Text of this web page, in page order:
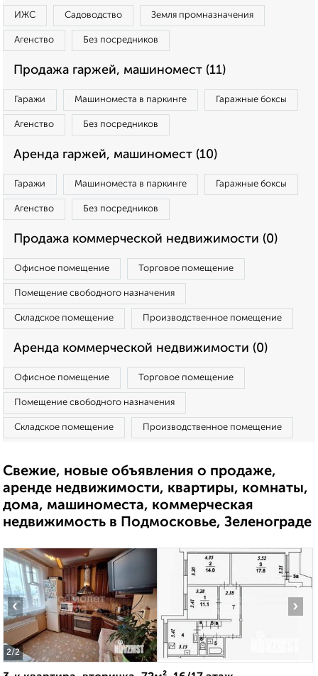
ИЖС Садоводство Земля промназначения
Агенство Без посредников
Продажа гаржей, машиномест (11)
Гаражи Машиноместа в паркинге Гаражные боксы
Агенство Без посредников
Аренда гаржей, машиномест (10)
Гаражи Машиноместа в паркинге Гаражные боксы
Агенство Без посредников
Продажа коммерческой недвижимости (0)
Офисное помещение Торговое помещение
Помещение свободного назначения
Складское помещение Производственное помещение
Аренда коммерческой недвижимости (0)
Офисное помещение Торговое помещение
Помещение свободного назначения
Складское помещение Производственное помещение
Свежие, новые объявления о продаже,
аренде недвижимости, квартиры, комнаты,
дома, машиноместа, коммерческая
недвижимость в Подмосковье, Зеленограде
2/2
‹ ›